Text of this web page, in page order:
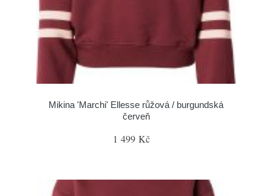
Mikina 'Marchi' Ellesse růžová / burgundská
červeň
1 499 Kč